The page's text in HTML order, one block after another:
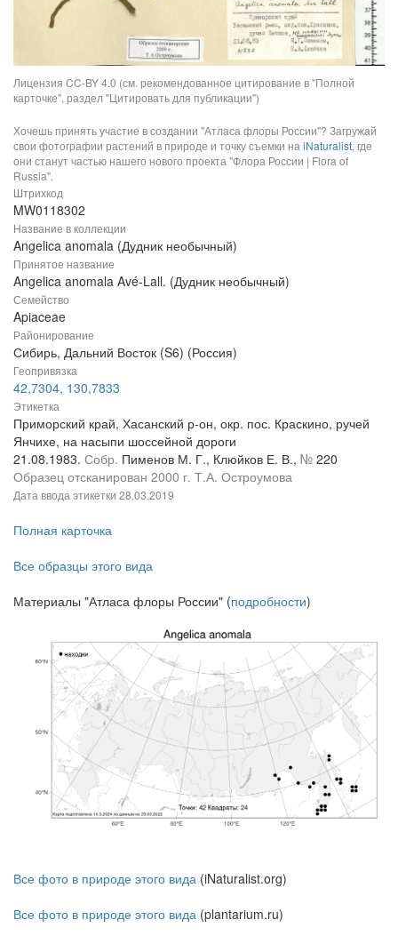
Лицензия CC-BY 4.0 (см. рекомендованное цитирование в "Полной
карточке", раздел "Цитировать для публикации")
Хочешь принять участие в создании "Атласа флоры России"? Загружай
свои фотографии растений в природе и точку съемки на iNaturalist, где
они станут частью нашего нового проекта "Флора России | Flora of
Russia".
Штрихкод
MW0118302
Название в коллекции
Angelica anomala (Дудник необычный)
Принятое название
Angelica anomala Avé-Lall. (Дудник необычный)
Семейство
Apiaceae
Районирование
Сибирь, Дальний Восток (S6) (Россия)
Геопривязка
42,7304, 130,7833
Этикетка
Приморский край, Хасанский р-он, окр. пос. Краскино, ручей
Янчихе, на насыпи шоссейной дороги
21.08.1983. Собр. Пименов М. Г., Клюйков Е. В., № 220
Образец отсканирован 2000 г. Т.А. Остроумова
Дата ввода этикетки 28.03.2019
Полная карточка
Все образцы этого вида
Материалы "Атласа флоры России" (подробности)
Все фото в природе этого вида (iNaturalist.org)
Все фото в природе этого вида (plantarium.ru)